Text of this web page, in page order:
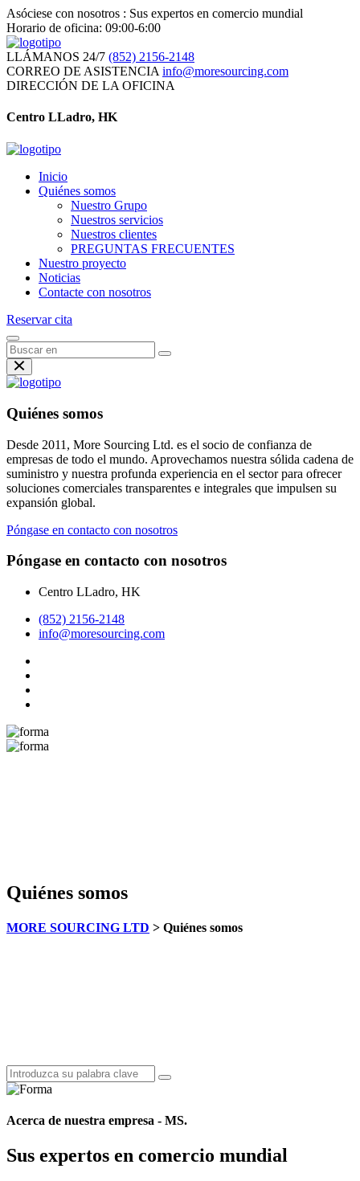
Asóciese con nosotros : Sus expertos en comercio mundial
Horario de oficina: 09:00-6:00
LLÁMANOS 24/7 (852) 2156-2148
CORREO DE ASISTENCIA info@moresourcing.com
DIRECCIÓN DE LA OFICINA
Centro LLadro, HK
Inicio
Quiénes somos
Nuestro Grupo
Nuestros servicios
Nuestros clientes
PREGUNTAS FRECUENTES
Nuestro proyecto
Noticias
Contacte con nosotros
Reservar cita
Quiénes somos
Desde 2011, More Sourcing Ltd. es el socio de confianza de
empresas de todo el mundo. Aprovechamos nuestra sólida cadena de
suministro y nuestra profunda experiencia en el sector para ofrecer
soluciones comerciales transparentes e integrales que impulsen su
expansión global.
Póngase en contacto con nosotros
Póngase en contacto con nosotros
Centro LLadro, HK
(852) 2156-2148
info@moresourcing.com
Quiénes somos
MORE SOURCING LTD > Quiénes somos
Acerca de nuestra empresa - MS.
Sus expertos en comercio mundial